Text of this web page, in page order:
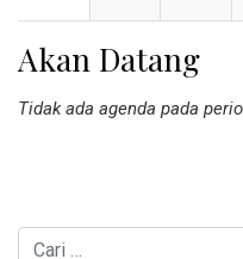
Akan Datang
Tidak ada agenda pada
Cari untuk: